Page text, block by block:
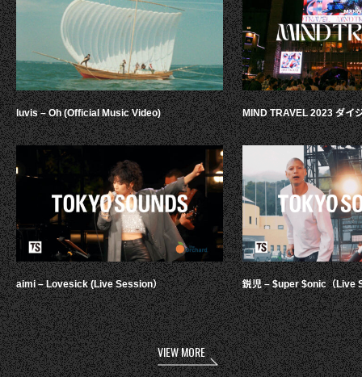
luvis – Oh (Official Music Video)
aimi – Lovesick (Live Session）
MIND TRAVEL 2023 ダイ
鋭児 – $uper $onic（Live
VIEW MORE